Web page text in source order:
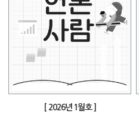
[ 2026년 1월호 ]